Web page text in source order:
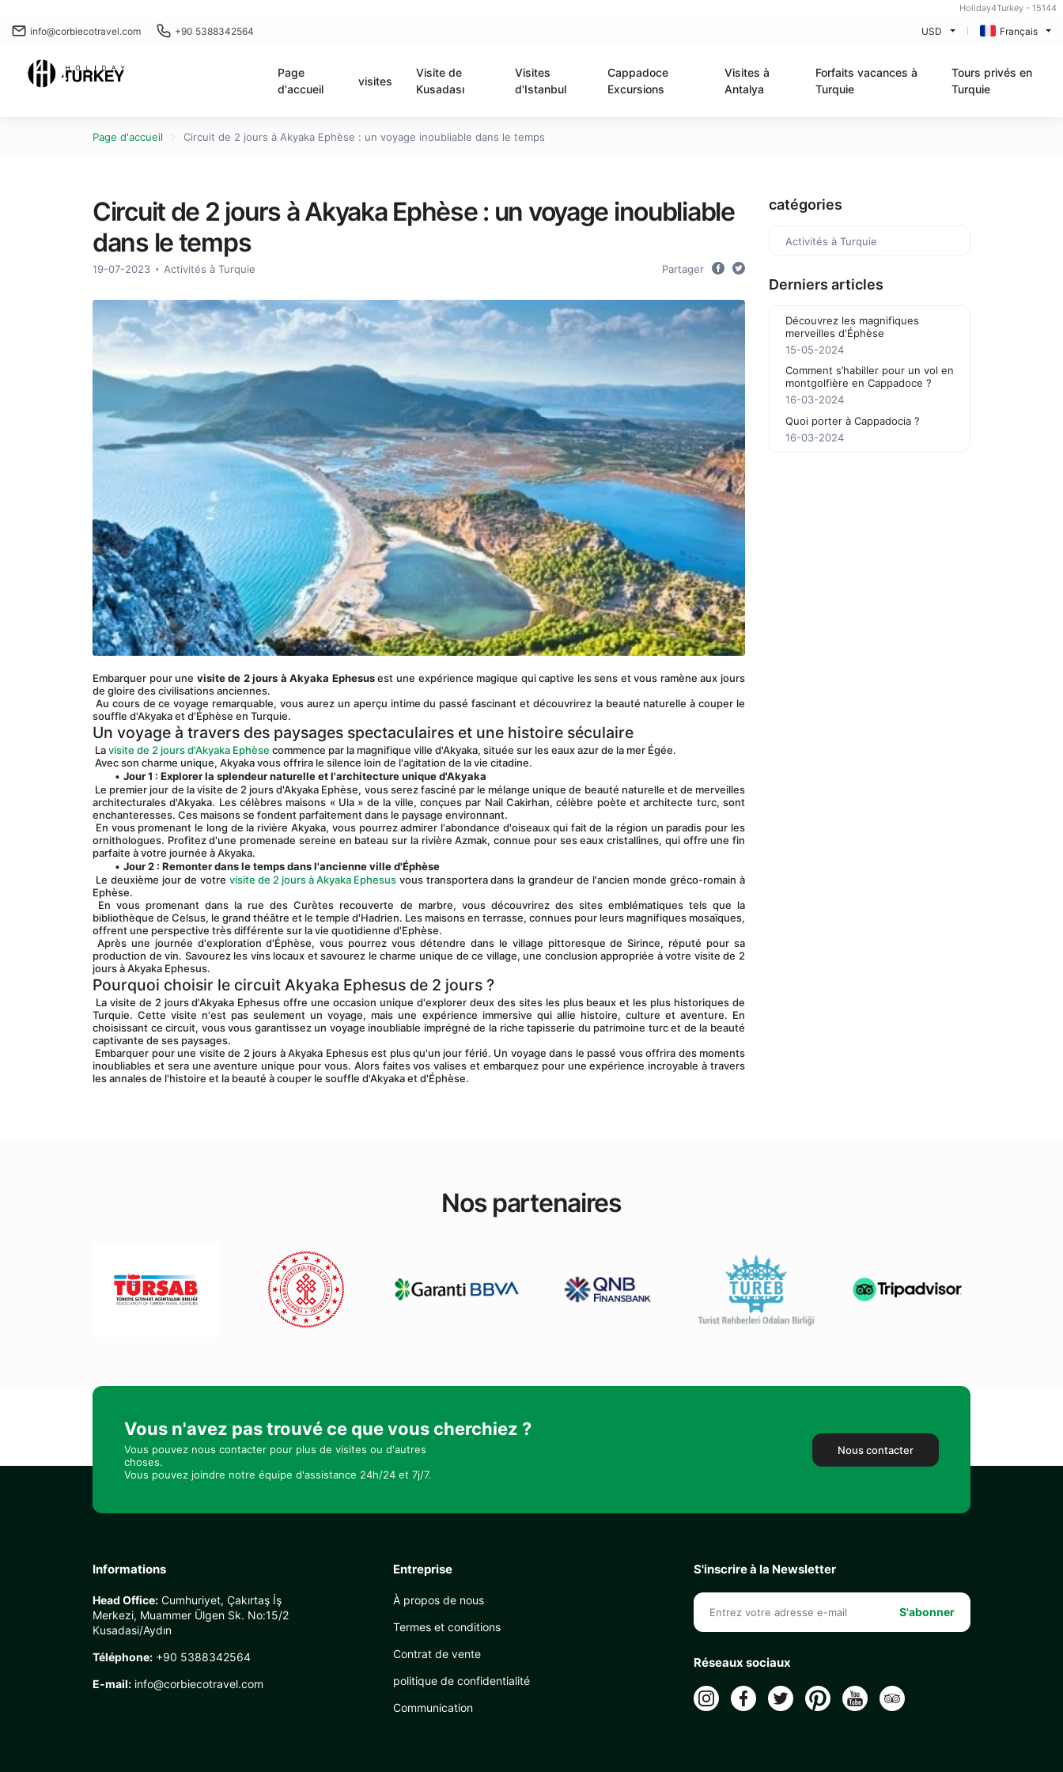
Holiday4Turkey - 15144
info@corbiecotravel.com +90 5388342564 USD Français
Page
d'accueil
visites
Visite de
Kusadası
Visites
d'Istanbul
Cappadoce
Excursions
Visites à
Antalya
Forfaits vacances à
Turquie
Tours privés en
Turquie
Page d'accueil Circuit de 2 jours à Akyaka Ephèse : un voyage inoubliable dans le temps
Circuit de 2 jours à Akyaka Ephèse : un voyage inoubliable
dans le temps
19-07-2023 Activités à Turquie Partager
Embarquer pour une visite de 2 jours à Akyaka Ephesus est une expérience magique qui captive les sens et vous ramène aux jours
de gloire des civilisations anciennes.
souffle d'Akyaka et d'Éphèse en Turquie.
Un voyage à travers des paysages spectaculaires et une histoire séculaire
La visite de 2 jours d'Akyaka Ephèse commence par la magnifique ville d'Akyaka, située sur les eaux azur de la mer Égée.
Avec son charme unique, Akyaka vous offrira le silence loin de l'agitation de la vie citadine.
Jour 1 : Explorer la splendeur naturelle et l'architecture unique d'Akyaka
architecturales d'Akyaka. Les célèbres maisons « Ula » de la ville, conçues par Nail Cakirhan, célèbre poète et architecte turc, sont
enchanteresses. Ces maisons se fondent parfaitement dans le paysage environnant.
ornithologues. Profitez d'une promenade sereine en bateau sur la rivière Azmak, connue pour ses eaux cristallines, qui offre une fin
parfaite à votre journée à Akyaka.
Jour 2 : Remonter dans le temps dans l'ancienne ville d'Éphèse
Le deuxième jour de votre visite de 2 jours à Akyaka Ephesus vous transportera dans la grandeur de l'ancien monde gréco-romain à
Ephèse.
bibliothèque de Celsus, le grand théâtre et le temple d'Hadrien. Les maisons en terrasse, connues pour leurs magnifiques mosaïques,
offrent une perspective très différente sur la vie quotidienne d'Ephèse.
production de vin. Savourez les vins locaux et savourez le charme unique de ce village, une conclusion appropriée à votre visite de 2
jours à Akyaka Ephesus.
Pourquoi choisir le circuit Akyaka Ephesus de 2 jours ?
Turquie. Cette visite n'est pas seulement un voyage, mais une expérience immersive qui allie histoire, culture et aventure. En
choisissant ce circuit, vous vous garantissez un voyage inoubliable imprégné de la riche tapisserie du patrimoine turc et de la beauté
captivante de ses paysages.
inoubliables et sera une aventure unique pour vous. Alors faites vos valises et embarquez pour une expérience incroyable à travers
les annales de l'histoire et la beauté à couper le souffle d'Akyaka et d'Éphèse.
catégories
Activités à Turquie
Derniers articles
Découvrez les magnifiques
merveilles d'Éphèse
15-05-2024
Comment s’habiller pour un vol en
montgolfière en Cappadoce ?
16-03-2024
Quoi porter à Cappadocia ?
16-03-2024
Nos partenaires
Vous n'avez pas trouvé ce que vous cherchiez ?
Vous pouvez nous contacter pour plus de visites ou d'autres
choses.
Vous pouvez joindre notre équipe d'assistance 24h/24 et 7j/7.
Nous contacter
Informations
Head Office: Cumhuriyet, Çakırtaş İş
Merkezi, Muammer Ülgen Sk. No:15/2
Kusadasi/Aydın
Téléphone: +90 5388342564
E-mail: info@corbiecotravel.com
Entreprise
À propos de nous
Termes et conditions
Contrat de vente
politique de confidentialité
Communication
S'inscrire à la Newsletter
S'abonner
Réseaux sociaux